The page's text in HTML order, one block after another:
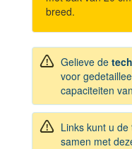
breed.
Gelieve de
voor
capaciteiten
Links kunt u
samen met